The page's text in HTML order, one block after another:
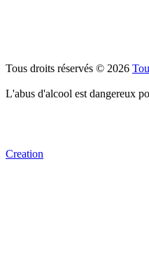
Tous droits réservés © 2026
L'abus d'alcool est dangereux
Creation